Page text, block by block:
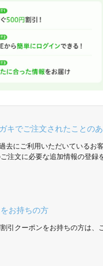
キでご注文されたことの
去にご利用いただいているお
注文に必要な追加情報の登録
お持ちの方
引クーポンをお持ちの方は、